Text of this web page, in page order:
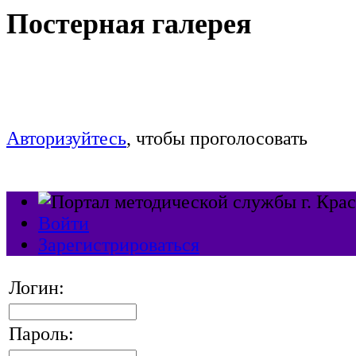
Постерная галерея
Авторизуйтесь, чтобы проголосовать
Войти
Зарегистрироваться
Логин:
Пароль: